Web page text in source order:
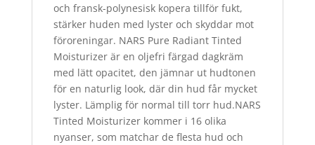
och fransk-polynesisk kopera tillför fukt,
stärker huden med lyster och skyddar mot
föroreningar. NARS Pure Radiant Tinted
Moisturizer är en oljefri färgad dagkräm
med lätt opacitet, den jämnar ut hudtonen
för en naturlig look, där din hud får mycket
lyster. Lämplig för normal till torr hud.NARS
Tinted Moisturizer kommer i 16 olika
nyanser, som matchar de flesta hud och